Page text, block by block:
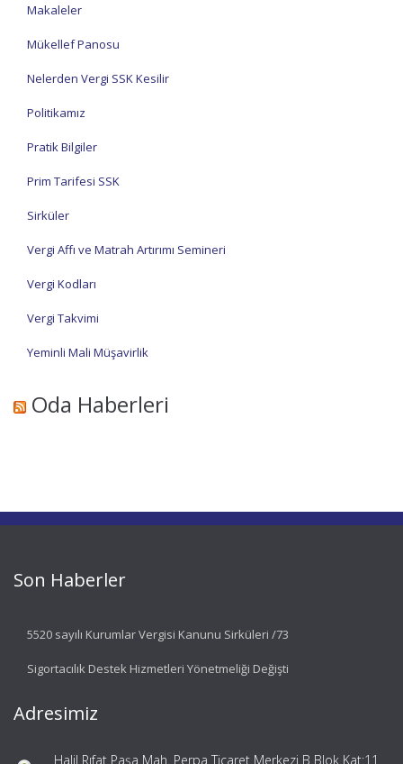
Makaleler
Mükellef Panosu
Nelerden Vergi SSK Kesilir
Politikamız
Pratik Bilgiler
Prim Tarifesi SSK
Sirküler
Vergi Affı ve Matrah Artırımı Semineri
Vergi Kodları
Vergi Takvimi
Yeminli Mali Müşavirlik
Oda Haberleri
Son Haberler
5520 sayılı Kurumlar Vergisi Kanunu Sirküleri /73
Sigortacılık Destek Hizmetleri Yönetmeliği Değişti
Adresimiz
Halil Rıfat Paşa Mah. Perpa Ticaret Merkezi B Blok Kat:11